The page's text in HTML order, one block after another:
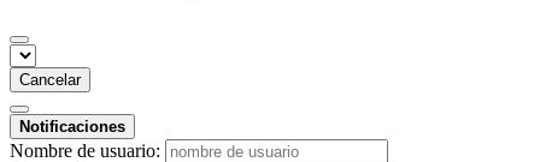
Cancelar
Notificaciones
Nombre de usuario: